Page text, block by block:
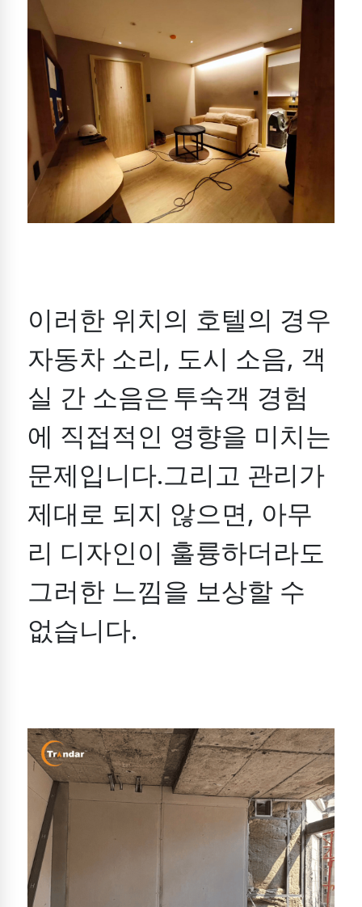
이러한 위치의 호텔의 경우
자동차 소리, 도시 소음, 객
실 간 소음은투숙객 경험
에 직접적인 영향을 미치는
문제입니다.그리고 관리가
제대로 되지 않으면, 아무
리 디자인이 훌륭하더라도
그러한 느낌을 보상할 수
없습니다.